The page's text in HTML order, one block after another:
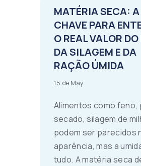
MATÉRIA SECA: A
CHAVE PARA
O REAL VALOR DO
DA SILAGEM E DA
RAÇÃO ÚMIDA
15 de May
Alimentos como feno,
secado, silagem de
podem ser parecidos
aparência, mas a
tudo. A matéria seca